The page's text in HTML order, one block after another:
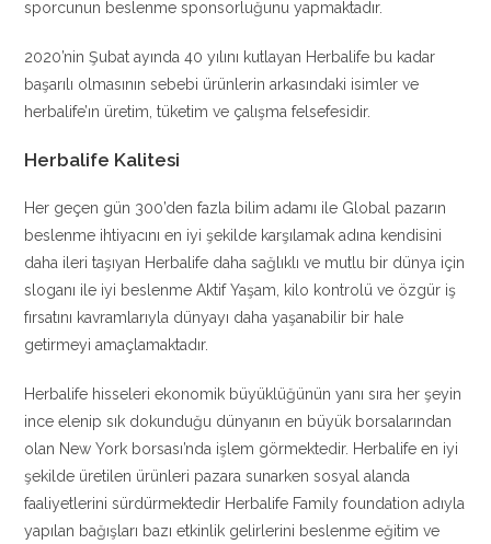
sporcunun beslenme sponsorluğunu yapmaktadır.
2020’nin Şubat ayında 40 yılını kutlayan Herbalife bu kadar
başarılı olmasının sebebi ürünlerin arkasındaki isimler ve
herbalife’ın üretim, tüketim ve çalışma felsefesidir.
Herbalife Kalitesi
Her geçen gün 300’den fazla bilim adamı ile Global pazarın
beslenme ihtiyacını en iyi şekilde karşılamak adına kendisini
daha ileri taşıyan Herbalife daha sağlıklı ve mutlu bir dünya için
sloganı ile iyi beslenme Aktif Yaşam, kilo kontrolü ve özgür iş
fırsatını kavramlarıyla dünyayı daha yaşanabilir bir hale
getirmeyi amaçlamaktadır.
Herbalife hisseleri ekonomik büyüklüğünün yanı sıra her şeyin
ince elenip sık dokunduğu dünyanın en büyük borsalarından
olan New York borsası’nda işlem görmektedir. Herbalife en iyi
şekilde üretilen ürünleri pazara sunarken sosyal alanda
faaliyetlerini sürdürmektedir Herbalife Family foundation adıyla
yapılan bağışları bazı etkinlik gelirlerini beslenme eğitim ve